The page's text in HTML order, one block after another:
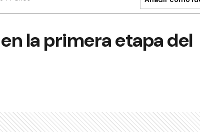
la primera etapa del